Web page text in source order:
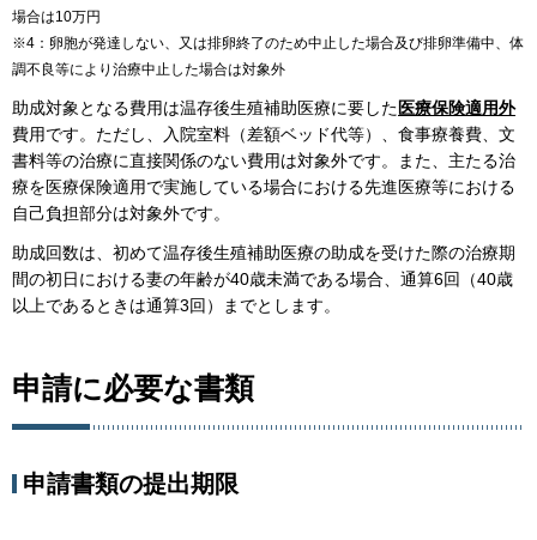
場合は10万円
※4：卵胞が発達しない、又は排卵終了のため中止した場合及び排卵準備中、体
調不良等により治療中止した場合は対象外
助成対象となる費用は温存後生殖補助医療に要した医療保険適用外
費用です。ただし、入院室料（差額ベッド代等）、食事療養費、文
書料等の治療に直接関係のない費用は対象外です。また、主たる治
療を医療保険適用で実施している場合における先進医療等における
自己負担部分は対象外です。
助成回数は、初めて温存後生殖補助医療の助成を受けた際の治療期
間の初日における妻の年齢が40歳未満である場合、通算6回（40歳
以上であるときは通算3回）までとします。
申請に必要な書類
申請書類の提出期限